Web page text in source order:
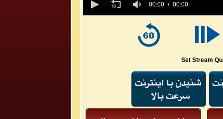
seconds
00:00 00:00
Set Stream